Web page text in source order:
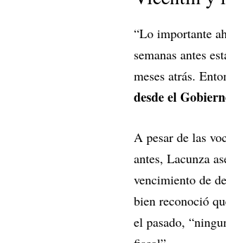
“Lo importante
semanas antes
meses atrás.
desde el
A pesar de las
antes, Lacunza
vencimiento de
bien reconoció
el pasado,